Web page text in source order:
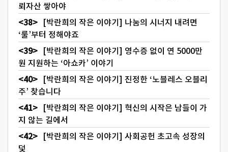
뢰자산 쌓아야
[박란희의 작은 이야기] 나눔의 시너지 내려면
‘룰’부터 정해야죠
[박란희의 작은 이야기] 영수증 없이 연 5000만
원 지원하는 ‘아쇼카’ 이야기
[박란희의 작은 이야기] 진정한 ‘노블레스 오블리
주’ 찾습니다
[박란희의 작은 이야기] 혁신의 시작은 남들이 가
지 않는 길에서
[박란희의 작은 이야기] 사회공헌 초고속 성장의
덫